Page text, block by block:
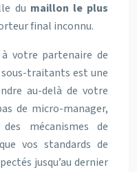
du maillon le plus
final inconnu.
votre partenaire de
traitants est une
au-delà de votre
de micro-manager,
mécanismes de
vos standards de
jusqu’au dernier